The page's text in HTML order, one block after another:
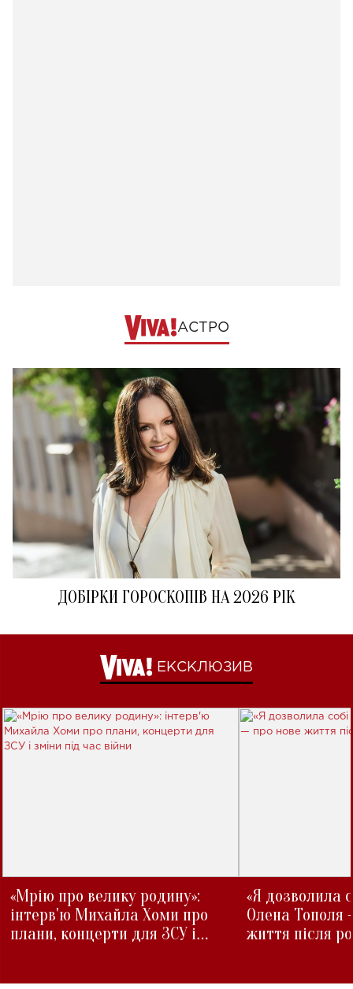
АСТРО
ДОБІРКИ ГОРОСКОПІВ НА 2026 РІК
ЕКСКЛЮЗИВ
«Мрію про велику родину»:
інтерв'ю Михайла Хоми про
плани, концерти для ЗСУ і
«Я дозволила
Олена Тополя
життя після